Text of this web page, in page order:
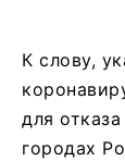
К слову,
для
городах